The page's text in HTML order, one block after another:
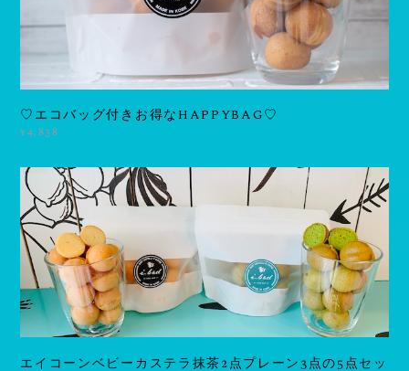
♡エコバッグ付きお得なHAPPYBAG♡
¥4,838
エイコーンベビーカステラ抹茶2点プレーン3点の5点セッ